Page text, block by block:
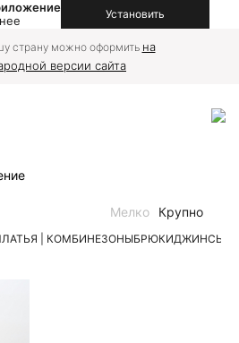
Установить
страну можно оформить на
версии сайта
| КОМБИНЕЗОНЫБРЮКИДЖИНСЫ
Мелко Крупно